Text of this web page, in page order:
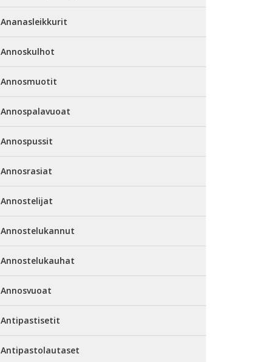
Ananasleikkurit
Annoskulhot
Annosmuotit
Annospalavuoat
Annospussit
Annosrasiat
Annostelijat
Annostelukannut
Annostelukauhat
Annosvuoat
Antipastisetit
Antipastolautaset